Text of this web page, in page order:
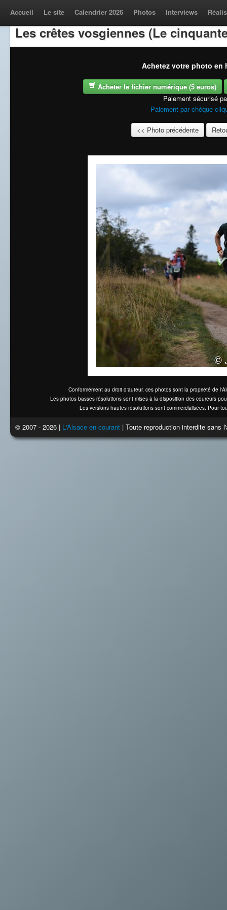
Accueil Le site Calendrier 2026 Photos Interviews
Les crêtes vosgiennes (Le
Achetez votre photo en
Acheter le fichier numérique (5 euros)
Paiement sécurisé
Paiement par chèque
<< Photo précédente
Conformément au droit d'auteur, ces photos sont la propriété de
Les photos basses résolutions sont mises à la disposition des coureurs
Les versions hautes résolutions sont commercialisées. Pour
© 2007 - 2026 | L'Alsace en courant | Toute reproduction interdite sans